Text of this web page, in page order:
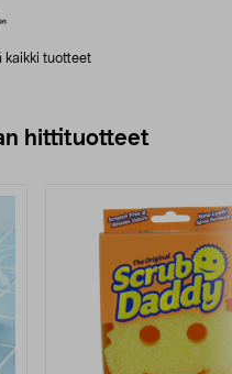
kaikki tuotteet
hittituotteet